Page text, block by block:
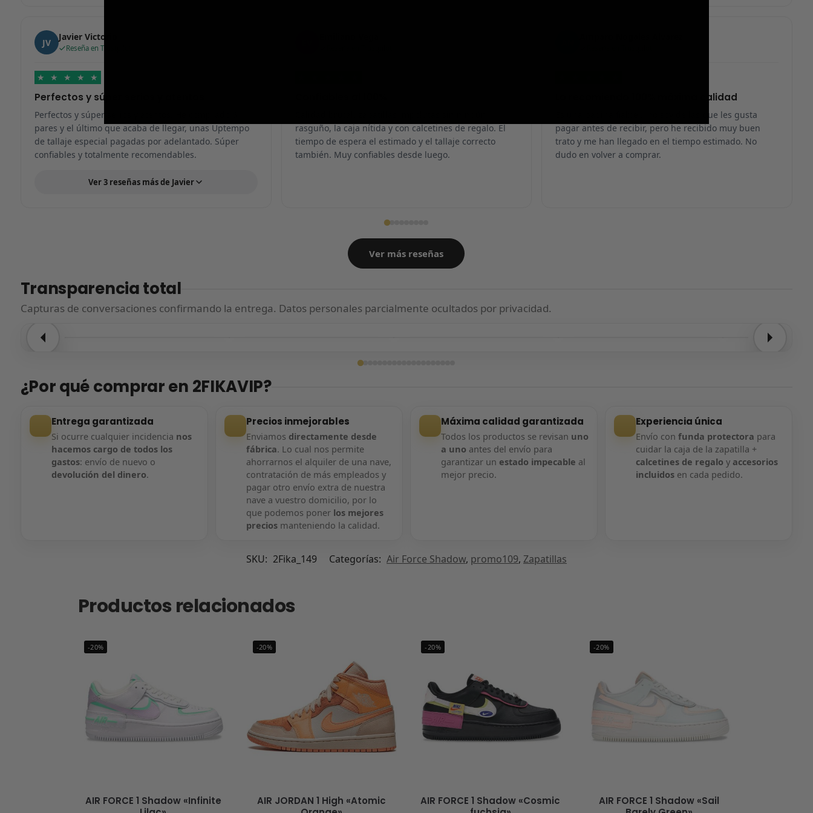
JV Javier Victorio
Reseña en Trustpilot
★ ★ ★ ★ ★
Perfectos y súper serios y atentos
Perfectos y súper serios y atentos. He comprado 5
pares y el último que acaba de llegar, unas Uptempo
de tallaje especial pagadas por adelantado. Súper
confiables y totalmente recomendables.
Ver 3 reseñas más de Javier
rasguño, la caja nítida y con calcetines de regalo. El
tiempo de espera el estimado y el tallaje correcto
también. Muy confiables desde luego.
Lo recomiendo 100% máxima calidad
Es una página fiable… no soy de las que les gusta
pagar antes de recibir, pero he recibido muy buen
trato y me han llegado en el tiempo estimado. No
dudo en volver a comprar.
Ver más reseñas
Transparencia total
Capturas de conversaciones confirmando la entrega. Datos personales parcialmente ocultados por privacidad.
¿Por qué comprar en 2FIKAVIP?
Entrega garantizada
Si ocurre cualquier incidencia nos
hacemos cargo de todos los
gastos: envío de nuevo o
devolución del dinero.
Precios inmejorables
Enviamos directamente desde
fábrica. Lo cual nos permite
ahorrarnos el alquiler de una nave,
contratación de más empleados y
pagar otro envío extra de nuestra
nave a vuestro domicilio, por lo
que podemos poner los mejores
preciosmanteniendo la calidad.
Máxima calidad garantizada
Todos los productos se revisan uno
a uno antes del envío para
garantizar un estado impecable al
mejor precio.
Experiencia única
Envío confunda protectora para
cuidar la caja de la zapatilla +
calcetines de regalo y accesorios
incluidos en cada pedido.
SKU: 2Fika_149 Categorías: Air Force Shadow, promo109, Zapatillas
Productos relacionados
-20%
AIR FORCE 1 Shadow «Infinite
-20%
AIR JORDAN 1 High «Atomic
-20%
AIR FORCE 1 Shadow «Cosmic
-20%
AIR FORCE 1 Shadow «Sail